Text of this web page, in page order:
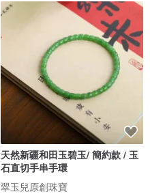
天然新疆和田玉碧玉/ 簡約款 / 玉
石直切手串手環
翠玉兒原創珠寶